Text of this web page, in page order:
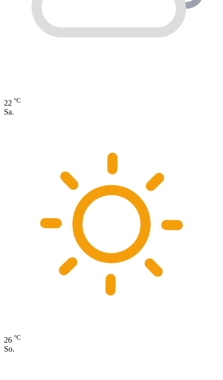
22 °C
Sa.
26 °C
So.